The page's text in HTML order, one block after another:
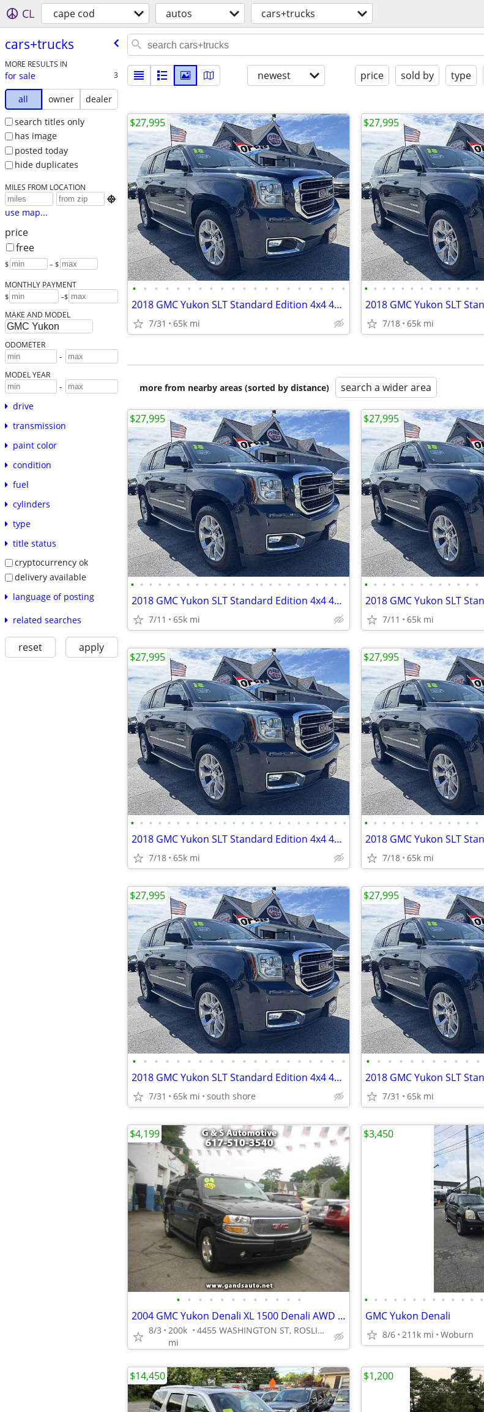
CL cape cod autos cars+trucks
cars+trucks
MORE RESULTS IN
for sale 3
all owner
dealer
search titles only
has image
posted today
hide duplicates
MILES FROM LOCATION

use map...
price
free
$ – $
MONTHLY PAYMENT
$ -$
MAKE AND MODEL
ODOMETER
-
MODEL YEAR
-
drive
transmission
paint color
condition
fuel
cylinders
type
title status
cryptocurrency ok
delivery available
language of posting
related searches
reset apply
newest price sold by type
• • • • • • • • • • • • • • • • • • • •
2018 GMC Yukon SLT Standard Edition 4x4 4dr SUV
7/31 65k mi
$27,995
• • • • • • • • • • • • •
7/18 65k mi
$27,995
more from nearby areas (sorted by distance) search a wider area
• • • • • • • • • • • • • • • • • • • • • • • •
2018 GMC Yukon SLT Standard Edition 4x4 4dr SUV
7/11 65k mi
$27,995
• • • • • • • • • • • • •
7/11 65k mi
$27,995
• • • • • • • • • • • • • • • • • • • • • • • •
2018 GMC Yukon SLT Standard Edition 4x4 4dr SUV
7/18 65k mi
$27,995
• • • • • • • • • • • • •
7/18 65k mi
$27,995
• • • • • • • • • • • • • • • • • • • •
2018 GMC Yukon SLT Standard Edition 4x4 4dr SUV
7/31 65k mi south shore
$27,995
• • • • • • • • • • •
7/31 65k mi
$27,995
• • • • • • • • • • • •
2004 GMC Yukon Denali XL 1500 Denali AWD 4D SUV 6.0 8cyl. Gasoline
8/3
200k
mi
4455 WASHINGTON ST, ROSLINDALE, MA 02131
$4,199
• • • • • • • • • • • • •
GMC Yukon Denali
8/6 211k mi Woburn
$3,450
$14,450 $1,200